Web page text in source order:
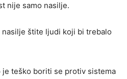
nije samo nasilje.
nasilje štite ljudi koji bi trebalo
je teško boriti se protiv sistema